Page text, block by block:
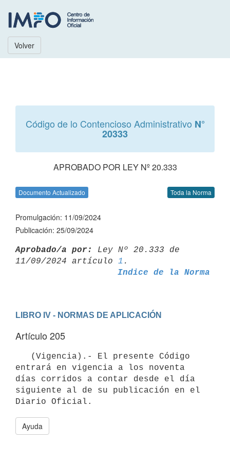
Volver
Código de lo Contencioso Administrativo N°
20333
APROBADO POR LEY Nº 20.333
Documento Actualizado Toda la Norma
Promulgación: 11/09/2024
Publicación: 25/09/2024
Aprobado/a por:
Ley Nº 20.333 de
11/09/2024 artículo 1
Indice de la Norma
LIBRO IV - NORMAS DE APLICACIÓN
Artículo 205
entrará en vigencia a los noventa
días corridos a contar desde el día
siguiente al de su publicación en el
Ayuda